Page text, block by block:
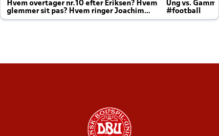
Hvem overtager nr.10 efter Eriksen? Hvem
glemmer sit pas? Hvem ringer Joachim
altid til efter kampe?
Ung vs.
#football